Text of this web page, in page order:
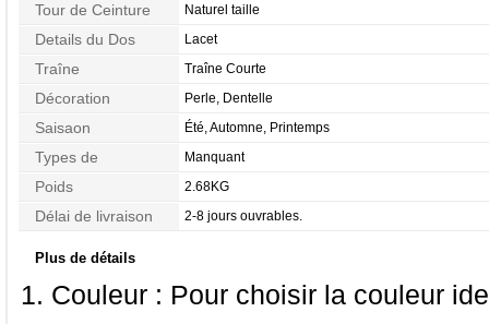
Tour de Ceinture Naturel taille
Details du Dos Lacet
Traîne Traîne Courte
Décoration Perle, Dentelle
Saisaon Été, Automne, Printemps
Types de
Morphologie
Manquant
Poids 2.68KG
Délai de livraison 2-8 jours ouvrables.
Plus de détails
Couleur : Pour choisir la couleur